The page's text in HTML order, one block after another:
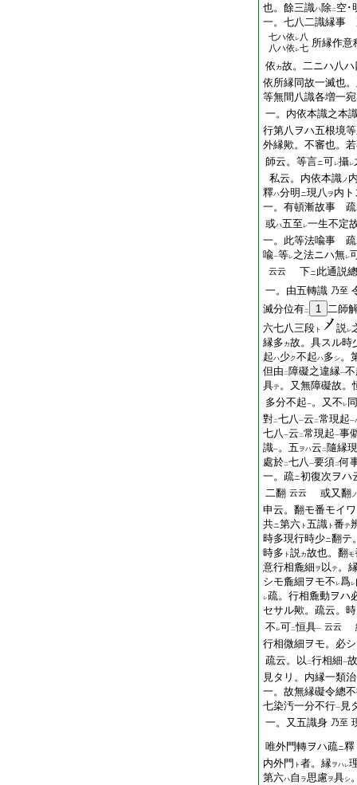
也。餘三識ハ除二 空･
一。七八二識縁事
七ハ依レ 八
八ハ依レ七 所縁作意
依 カ故。二ニハ八ハ
依所縁同故一滅也
等無間八識各増一宛
一。内依本識之本
行第八ヲハ五根境
外縁歟。不審也。
師云。等言ニ可レ攝レ
私云。内依本識ノ
釋ハ分明 ニ現八 ヲ 内
一。有頓漸故事 疏
或ハ五至 レ一生不定
一。此等法喩事 疏
喩一等レ之法ニハ無レ
云云 下ニ此通説
一。由五轉識 乃至
滅分位有二 1 二師
六七八三段 ト 説レ
縁多 カ故。具スル時
起ハ少ク不起ハ多 シ。
但由 二 障礙之違縁一
具テ。又無障礙故。
多分不起一。又不 レ 同
對二七八一云 二常現起一
七八一云 二常現起一事
識一。五 ヲハ云 二 隨縁現
處於二七八一要須二何
一。疏ニ初復次ヲハ
二翻 云云 或又翻ノ
申云。翻モ番モイ
共ニ第六 ト 五識 ト 番テ
時多現行時少ニ翻テ
時多 ト 説カ故也。翻モ
意行相麁細 ヲ 以テ。
シモ麁細ヲモ不 レ爲レ
レ疏。行相麁動ヲハ
セサル歟。疏云。
不 レ可二恒具一 云云
行相微細ヲモ。必
疏云。以 二行相細一
見タリ。内縁一類
一。故無縁礙令總
七染汚一分不行一 見
一。又五識身 乃至
唯外門轉ヲハ疏ニ釋
内外門 ト 者。縁ヲハレ
第六ハ自 ラ思慮ヲ具シ